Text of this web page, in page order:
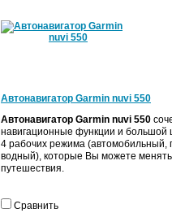
Автонавигатор Garmin nuvi 550
Автонавигатор Garmin nuvi 550
навигационные функции и большой
4 рабочих режима
водный), которые Вы можете
путешествия.
Сравнить